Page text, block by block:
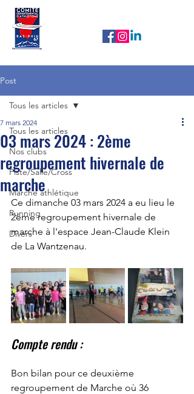
Post
Tous les articles
Nos clubs
Piste/Salle/Cross
Marche athlétique
Running
Divers
Tous les articles
03 mars 2024 : 2ème
regroupement hivernale de
marche
7 mars 2024
Ce dimanche 03 mars 2024 a eu lieu le
2ème regroupement hivernale de
marche à l'espace Jean-Claude Klein
de La Wantzenau.
Compte rendu :
Bon bilan pour ce deuxième
regroupement de Marche où 36